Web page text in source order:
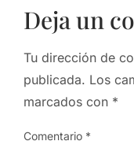
Deja un
Tu dirección de
publicada. Los
marcados con *
Comentario *